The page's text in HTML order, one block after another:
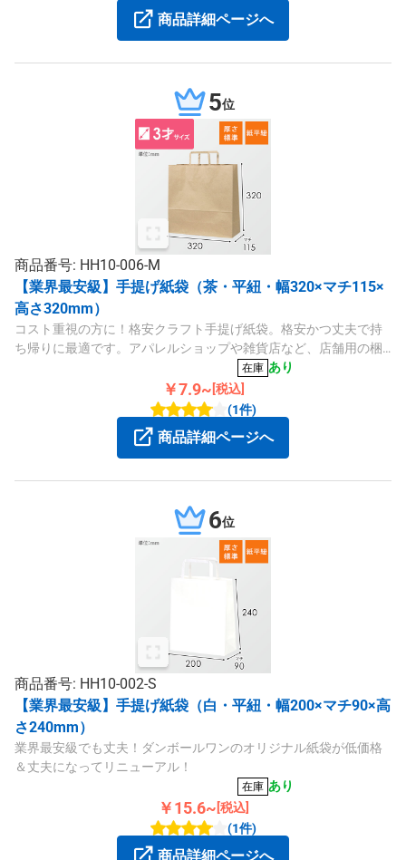
商品詳細ページへ
5位
商品番号: HH10-006-M
【業界最安級】手提げ紙袋（茶・平紐・幅320×マチ115×
高さ320mm）
コスト重視の方に！格安クラフト手提げ紙袋。格安かつ丈夫で持
ち帰りに最適です。アパレルショップや雑貨店など、店舗用の梱
包・包装資材としていかがでしょうか。在庫 あり
￥7.9~ [税込]
(1件)
商品詳細ページへ
6位
商品番号: HH10-002-S
【業界最安級】手提げ紙袋（白・平紐・幅200×マチ90×高
さ240mm）
業界最安級でも丈夫！ダンボールワンのオリジナル紙袋が低価格
＆丈夫になってリニューアル！
在庫 あり
￥15.6~ [税込]
(1件)
商品詳細ページへ